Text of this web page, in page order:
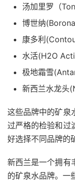
汤加里罗（
博世纳
康多利
水活(H2O
极地霜雪
新西兰水龙头
这些品牌中的矿泉
过严格的检验和过
好选择不同品牌的
新西兰是一个拥有
的矿泉水品牌。一